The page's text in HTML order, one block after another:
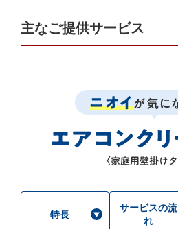
主なご提供サービス
特長
サービスの流
れ